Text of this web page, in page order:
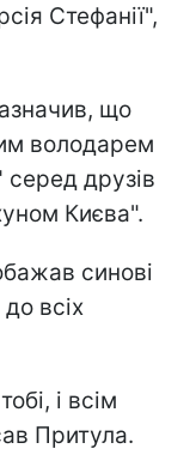
Стефанії",
що
володарем
серед друзів
Києва".
синові
всіх
і всім
Притула.